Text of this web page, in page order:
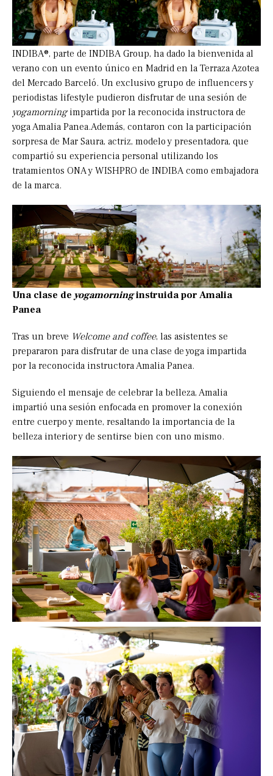
INDIBA®, parte de INDIBA Group, ha dado la bienvenida al
verano con un evento único en Madrid en la Terraza Azotea
del Mercado Barceló. Un exclusivo grupo de influencers y
periodistas lifestyle pudieron disfrutar de una sesión de
yogamorningimpartida por la reconocida instructora de
yoga Amalia Panea.Además, contaron con la participación
sorpresa de Mar Saura, actriz, modelo y presentadora, que
compartió su experiencia personal utilizando los
tratamientos ONA y WISHPRO de INDIBA como embajadora
de la marca.
Una clase de yogamorninginstruida por Amalia
Panea
Tras un breve Welcome and coffee, las asistentes se
prepararon para disfrutar de una clase de yoga impartida
por la reconocida instructora Amalia Panea.
Siguiendo el mensaje de celebrar la belleza, Amalia
impartió una sesión enfocada en promover la conexión
entre cuerpo y mente, resaltando la importancia de la
belleza interior y de sentirse bien con uno mismo.